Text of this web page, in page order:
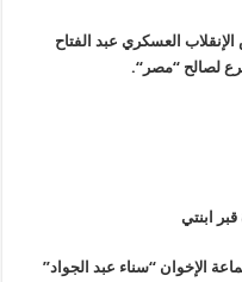
العسكري عبد الفتاح
لصالح “مصر“.
ابنتي
الإخوان “سناء عبد الجواد”